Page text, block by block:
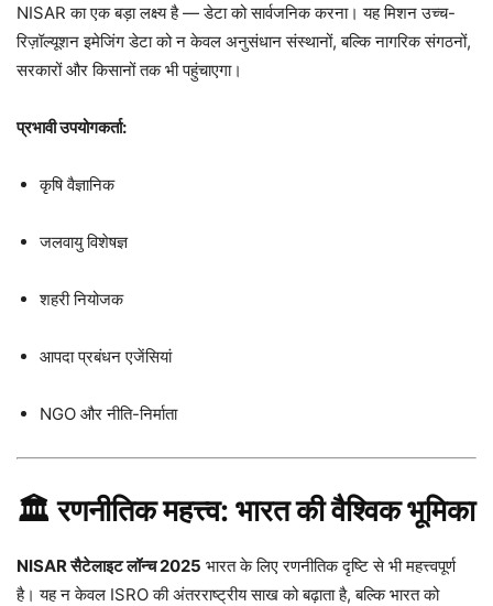
NISAR का एक बड़ा लक्ष्य है — डेटा को सार्वजनिक करना। यह मिशन उच्च-
रिज़ॉल्यूशन इमेजिंग डेटा को न केवल अनुसंधान संस्थानों, बल्कि नागरिक संगठनों,
सरकारों और किसानों तक भी पहुंचाएगा।
प्रभावी उपयोगकर्ता:
कृषि वैज्ञानिक
जलवायु विशेषज्ञ
शहरी नियोजक
आपदा प्रबंधन एजेंसियां
NGO और नीति-निर्माता
🏛️ रणनीतिक महत्त्व: भारत की वैश्विक भूमिका
NISAR सैटेलाइट लॉन्च 2025 भारत के लिए रणनीतिक दृष्टि से भी महत्त्वपूर्ण
है। यह न केवल ISRO की अंतरराष्ट्रीय साख को बढ़ाता है, बल्कि भारत को